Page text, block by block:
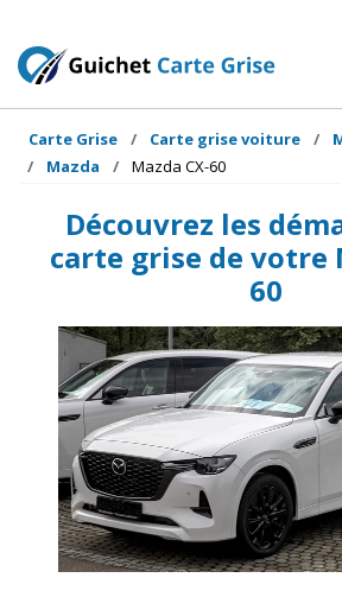
Carte Grise Carte grise voiture
Mazda
Mazda CX-60
Découvrez les
carte grise de votre
60